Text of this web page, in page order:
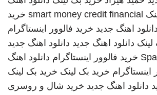
smart money credit financial خرید
دانلود اهنگ جدید خرید فالوور اینستاگرام
دانلود اهنگ جدید دانلود اهنگ جدید
خرید فالوور اینستاگرام دانلود اهنگ
اینستاگرام خرید بک لینک خرید بک لینک
دانلود اهنگ جدید خرید شال و روسری